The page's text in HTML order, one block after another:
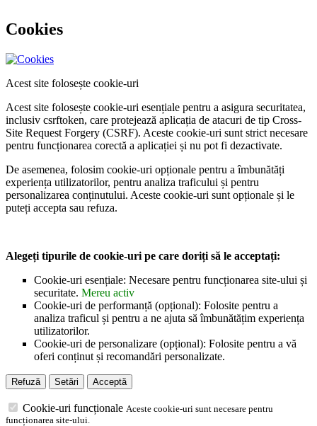
Cookies
Acest site folosește cookie-uri
Acest site folosește cookie-uri esențiale pentru a asigura securitatea,
inclusiv csrftoken, care protejează aplicația de atacuri de tip Cross-
Site Request Forgery (CSRF). Aceste cookie-uri sunt strict necesare
pentru funcționarea corectă a aplicației și nu pot fi dezactivate.
De asemenea, folosim cookie-uri opționale pentru a îmbunătăți
experiența utilizatorilor, pentru analiza traficului și pentru
personalizarea conținutului. Aceste cookie-uri sunt opționale și le
puteți accepta sau refuza.
Alegeți tipurile de cookie-uri pe care doriți să le acceptați:
Cookie-uri esențiale: Necesare pentru funcționarea site-ului și
securitate. Mereu activ
Cookie-uri de performanță (opțional): Folosite pentru a
analiza traficul și pentru a ne ajuta să îmbunătățim experiența
utilizatorilor.
Cookie-uri de personalizare (opțional): Folosite pentru a vă
oferi conținut și recomandări personalizate.
Refuză Setări Acceptă
Cookie-uri funcționale Aceste cookie-uri sunt necesare pentru
funcționarea site-ului.